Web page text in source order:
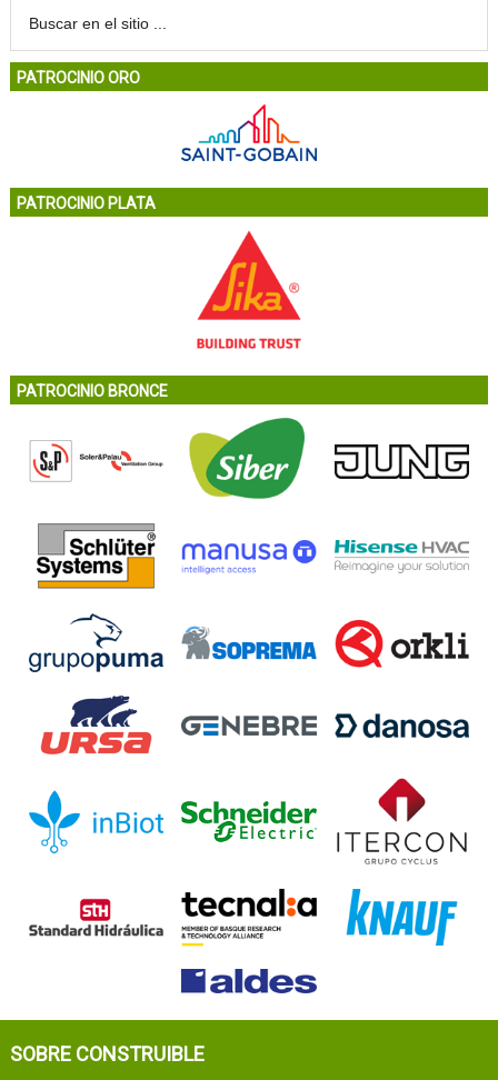
PATROCINIO ORO
PATROCINIO PLATA
PATROCINIO BRONCE
SOBRE CONSTRUIBLE